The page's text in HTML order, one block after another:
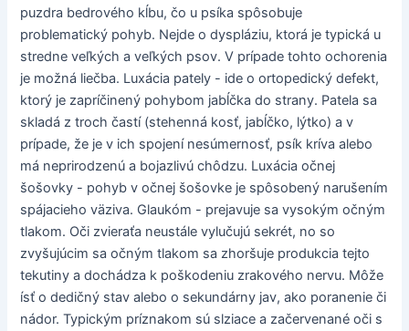
puzdra bedrového kĺbu, čo u psíka spôsobuje
problematický pohyb. Nejde o dyspláziu, ktorá je typická u
stredne veľkých a veľkých psov. V prípade tohto ochorenia
je možná liečba. Luxácia pately - ide o ortopedický defekt,
ktorý je zapríčinený pohybom jabĺčka do strany. Patela sa
skladá z troch častí (stehenná kosť, jabĺčko, lýtko) a v
prípade, že je v ich spojení nesúmernosť, psík kríva alebo
má neprirodzenú a bojazlivú chôdzu. Luxácia očnej
šošovky - pohyb v očnej šošovke je spôsobený narušením
spájacieho väziva. Glaukóm - prejavuje sa vysokým očným
tlakom. Oči zvieraťa neustále vylučujú sekrét, no so
zvyšujúcim sa očným tlakom sa zhoršuje produkcia tejto
tekutiny a dochádza k poškodeniu zrakového nervu. Môže
ísť o dedičný stav alebo o sekundárny jav, ako poranenie či
nádor. Typickým príznakom sú slziace a začervenané oči s